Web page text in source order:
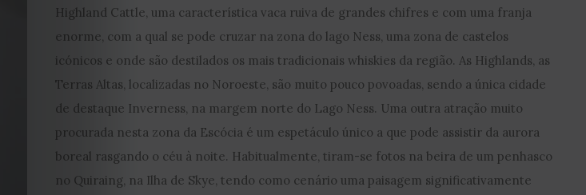
Highland Cattle, uma característica vaca ruiva de grandes chifres e com uma franja
enorme, com a qual se pode cruzar na zona do lago Ness, uma zona de castelos
icónicos e onde são destilados os mais tradicionais whiskies da região. As Highlands, as
Terras Altas, localizadas no Noroeste, são muito pouco povoadas, sendo a única cidade
de destaque Inverness, na margem norte do Lago Ness. Uma outra atração muito
procurada nesta zona da Escócia é um espetáculo único a que pode assistir da aurora
boreal rasgando o céu à noite. Habitualmente, tiram-se fotos na beira de um penhasco
no Quiraing, na Ilha de Skye, tendo como cenário uma paisagem significativamente